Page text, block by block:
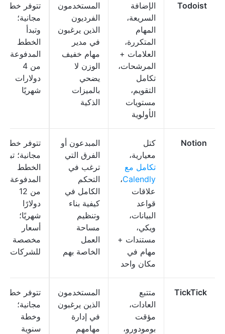
Todoist
الإضافة
السريعة،
المهام
المتكررة،
العلامات +
المرشحات،
تكامل
التقويم،
مستويات
الأولوية
المستخدمون
الفرديون
الذين يرغبون
في مدير
مهام خفيف
الوزن لا
يضحي
بالميزات
الذكية
تتوفر خطة
مجانية؛
وتبدأ
الخطط
المدفوعة
من 4
دولارات
شهريًا
Notion
كتل
معيارية،
تكامل مع
Calendly،
علاقات
قواعد
البيانات،
ويكي،
مستندات +
مهام في
مكان واحد
المبدعون أو
الفرق التي
ترغب في
التحكم
الكامل في
كيفية بناء
وتنظيم
مساحة
العمل
الخاصة بهم
تتوفر خطة
مجانية؛ تبدأ
الخطط
المدفوعة
من 12
دولارًا
شهريًا؛
أسعار
مخصصة
للشركات
TickTick
متتبع
العادات،
مؤقت
بومودورو،
المستخدمون
الذين يرغبون
في إدارة
مهامهم
تتوفر خطة
مجانية؛
وخطة
سنوية